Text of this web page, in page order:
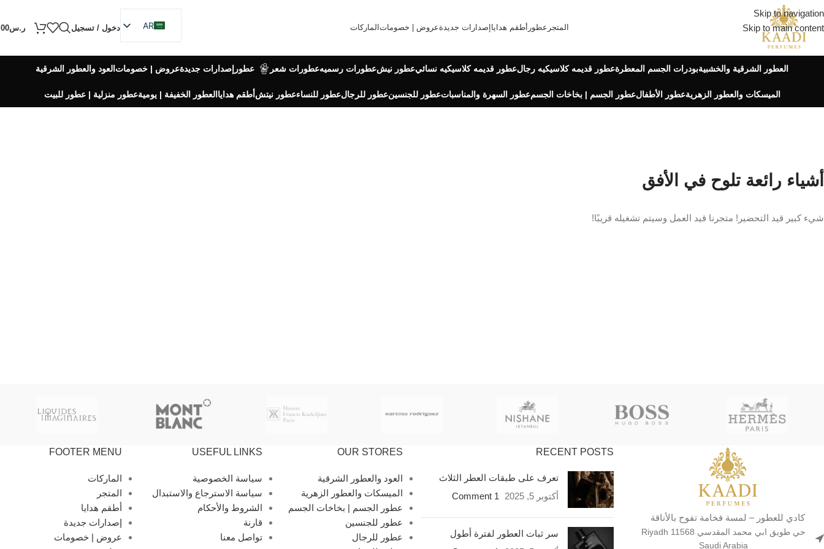
Skip to navigation
Skip to main content
المتجر عطور أطقم هدايا إصدارات جديدةعروض | خصومات الماركات
AR
EN
دخول / تسجيل ر.س
العطور الشرقية والخشبيةبودرات الجسم المعطرةعطور قديمه كلاسيكيه رجالعطور قديمه كلاسيكيه نسائيعطور نيشعطورات رسميهعطورات شعر عطور إصدارات جديدةعروض | خصوماتالعود والعطور الشرقية
الميسكات والعطور الزهريةعطور الأطفالعطور الجسم | بخاخات الجسمعطور السهرة والمناسباتعطور للجنسينعطور للرجالعطور للنساءعطور نيتشأطقم هداياالعطور الخفيفة | يوميةعطور منزلية | عطور للبيت
أشياء رائعة تلوح في الأفق
شيء كبير قيد التحضير! متجرنا قيد العمل وسيتم تشغيله قريبًا!
كادي للعطور – لمسة فخامة تفوح بالأناقة
حي طويق ابي محمد المقدسي Riyadh 11568
Saudi Arabia
RECENT POSTS
تعرف على طبقات العطر الثلاث
أكتوبر 5, 2025
1 Comment
سر ثبات العطور لفترة أطول
OUR STORES
العود والعطور الشرقية
الميسكات والعطور الزهرية
عطور الجسم | بخاخات الجسم
عطور للجنسين
عطور للرجال
USEFUL LINKS
سياسة الخصوصية
سياسة الاسترجاع والاستبدال
الشروط والأحكام
قارنة
تواصل معنا
FOOTER MENU
الماركات
المتجر
أطقم هدايا
إصدارات جديدة
عروض | خصومات